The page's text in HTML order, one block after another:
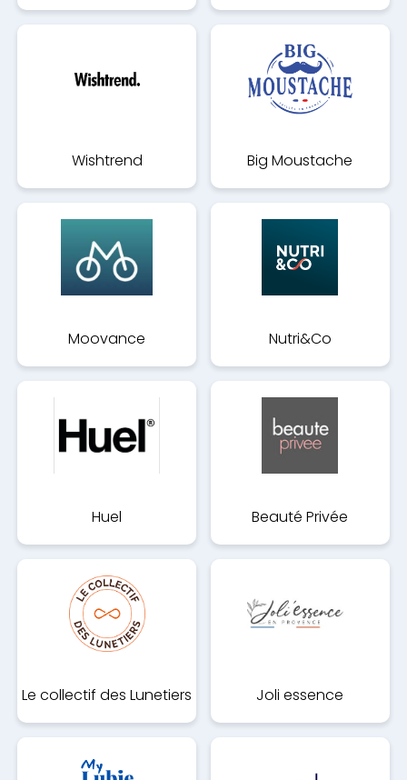
Wishtrend Big Moustache
Moovance Nutri&Co
Huel Beauté Privée
Le collectif des Lunetiers Joli essence